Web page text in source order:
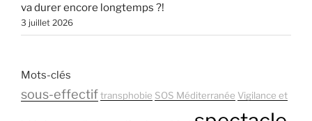
va durer encore longtemps ?!
3 juillet 2026
Mots-clés
sous-effectiftransphobie SOS Méditerranée Vigilance et